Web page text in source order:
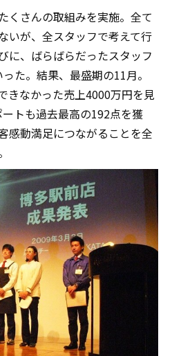
くさんの取組みを実施。全て
いが、全スタッフで考えて行
に、ばらばらだったスタッフ
た。結果、最盛期の11月。
きなかった売上4000万円を見
トも過去最高の192点を獲
感動満足につながることを全